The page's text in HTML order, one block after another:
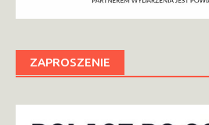
ZAPROSZENIE